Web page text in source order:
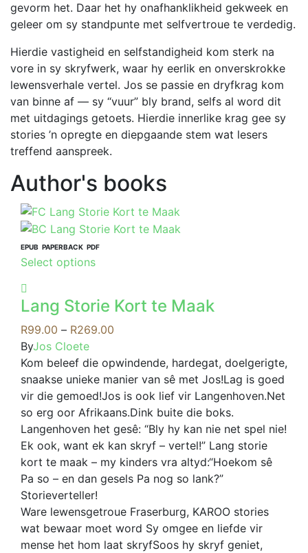
gevorm het. Daar het hy onafhanklikheid gekweek en
geleer om sy standpunte met selfvertroue te verdedig.
Hierdie vastigheid en selfstandigheid kom sterk na
vore in sy skryfwerk, waar hy eerlik en onverskrokke
lewensverhale vertel. Jos se passie en dryfkrag kom
van binne af — sy “vuur” bly brand, selfs al word dit
met uitdagings getoets. Hierdie innerlike krag gee sy
stories ’n opregte en diepgaande stem wat lesers
treffend aanspreek.
Author's books
EPUB PAPERBACK PDF
Select optionsThis
multiple
variants.
options
may
be
chosen
on
the
product
page
Lang Storie Kort te Maak
R99.00 – R269.00
R99.00
through
R269.00
ByJos Cloete
Kom beleef die opwindende, hardegat, doelgerigte,
snaakse unieke manier van sê met Jos!Lag is goed
vir die gemoed!Jos is ook lief vir Langenhoven.Net
so erg oor Afrikaans.Dink buite die boks.
Langenhoven het gesê: “Bly hy kan nie net spel nie!
Ek ook, want ek kan skryf – vertel!” Lang storie
kort te maak – my kinders vra altyd:“Hoekom sê
Pa so – en dan gesels Pa nog so lank?”
Storieverteller!
Ware lewensgetroue Fraserburg, KAROO stories
wat bewaar moet word Sy omgee en liefde vir
mense het hom laat skryfSoos hy skryf geniet,